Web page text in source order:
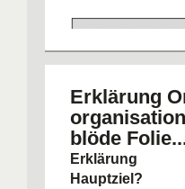
Erklärung
blöde
Erklärung
Hauptziel?